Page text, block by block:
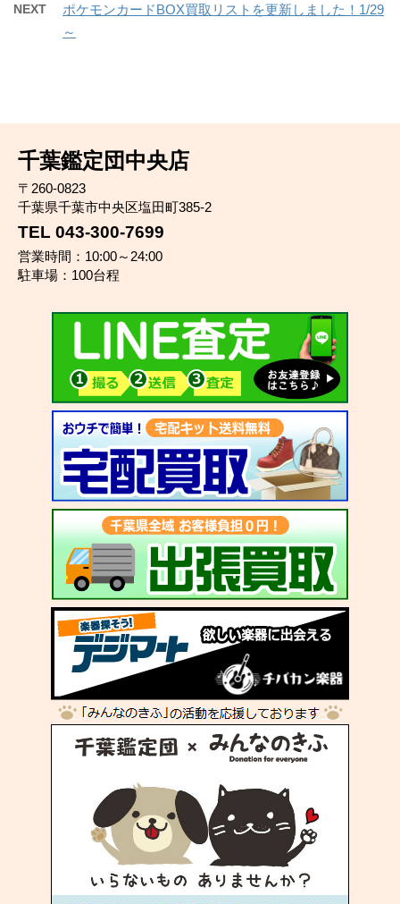
NEXT
ポケモンカードBOX買取リストを更新しました！1/29
～
千葉鑑定団中央店
〒260-0823
千葉県千葉市中央区塩田町385-2
TEL 043-300-7699
営業時間：10:00～24:00
駐車場：100台程